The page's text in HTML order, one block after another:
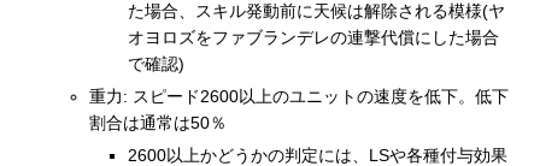
た場合、スキル発動前に天候は解除される模様(ヤ
オヨロズをファブランデレの連撃代償にした場合
で確認)
重力: スピード2600以上のユニットの速度を低下。低下
割合は通常は50％
2600以上かどうかの判定には、LSや各種付与効果